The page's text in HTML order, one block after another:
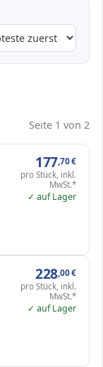
Seite 1 von 2
177,70€
pro Stück, inkl.
MwSt.*
✓ auf Lager
228,00€
pro Stück, inkl.
MwSt.*
✓ auf Lager